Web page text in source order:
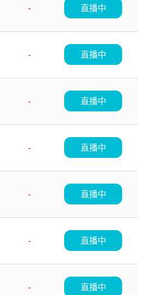
-
直播中
-
直播中
-
直播中
-
直播中
-
直播中
-
直播中
-
直播中